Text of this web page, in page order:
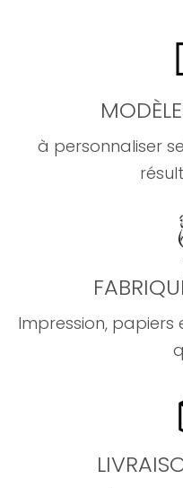
à personnaliser
Impression,